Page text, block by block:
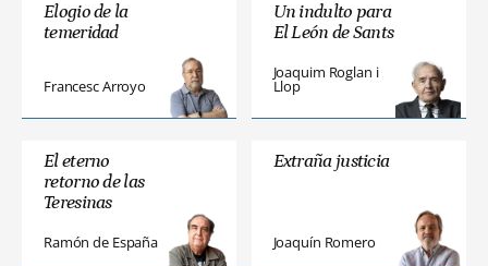
Elogio de la
temeridad
Francesc Arroyo
Un indulto para
El León de Sants
Joaquim Roglan i
Llop
El eterno
retorno de las
Teresinas
Ramón de España
Extraña justicia
Joaquín Romero